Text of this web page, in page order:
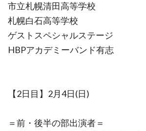
市立札幌清田高等学校
札幌白石高等学校
ゲストスペシャルステージ
HBPアカデミーバンド有志
【2日目】2月4日(日)
＝前・後半の部出演者＝